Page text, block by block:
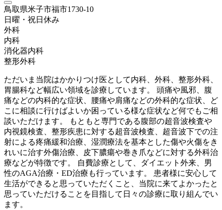
鳥取県米子市福市1730-10
日曜・祝日 休み
外科
内科
消化器内科
整形外科
ただいま当院はかかりつけ医として内科、外科、整形外科、
胃腸科など幅広い領域を診療しています。 頭痛や風邪、腹
痛などの内科的な症状、腰痛や肩痛などの外科的な症状、ど
こに相談に行けばよいか困っている様な症状など何でもご相
談いただけます。 もともと専門である腹部の超音波検査や
内視鏡検査、整形疾患に対する超音波検査、超音波下での注
射による疼痛緩和治療、湿潤療法を基本とした傷や火傷をき
れいに治す外傷治療、皮下膿瘍や巻き爪などに対する外科治
療などが特徴です。 自費診療として、ダイエット外来、男
性のAGA治療・ED治療も行っています。 患者様に安心して
生活ができると思っていただくこと、当院に来てよかったと
思っていただけることを目指して日々の診療に取り組んでい
ます。